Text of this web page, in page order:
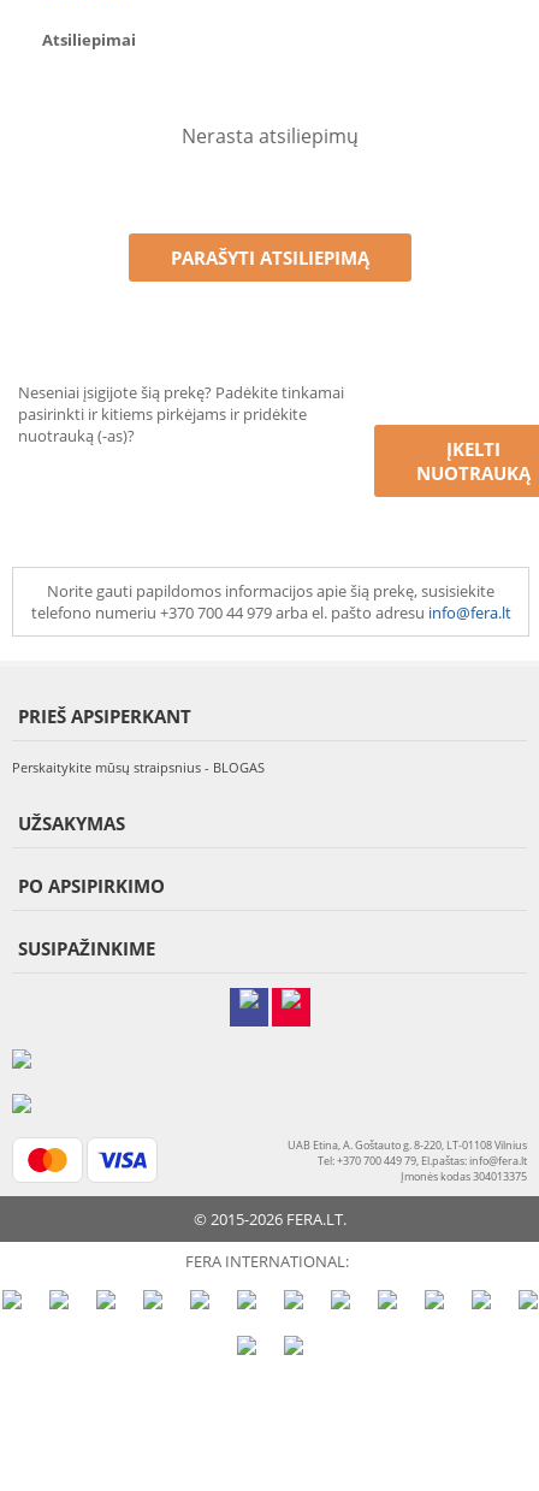
Atsiliepimai
Nerasta atsiliepimų
PARAŠYTI ATSILIEPIMĄ
Neseniai įsigijote šią prekę? Padėkite tinkamai
pasirinkti ir kitiems pirkėjams ir pridėkite
nuotrauką (-as)?
ĮKELTI
NUOTRAUKĄ
Norite gauti papildomos informacijos apie šią prekę, susisiekite
telefono numeriu +370 700 44 979 arba el. pašto adresu info@fera.lt
PRIEŠ APSIPERKANT
Perskaitykite mūsų straipsnius - BLOGAS
UŽSAKYMAS
PO APSIPIRKIMO
SUSIPAŽINKIME
UAB Etina, A. Goštauto g. 8-220, LT-01108 Vilnius
Tel: +370 700 449 79, El.paštas:info@fera.lt
Įmonės kodas 304013375
© 2015-2026 FERA.LT.
FERA INTERNATIONAL: